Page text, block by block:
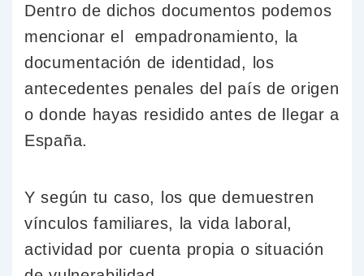
Dentro de dichos documentos podemos
mencionar el empadronamiento, la
documentación de identidad, los
antecedentes penales del país de origen
o donde hayas residido antes de llegar a
España.
Y según tu caso, los que demuestren
vínculos familiares, la vida laboral,
actividad por cuenta propia o situación